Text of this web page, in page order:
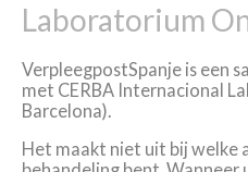
Laboratorium
VerpleegpostSpanje is een
met CERBA Internacional
Barcelona).
Het maakt niet uit bij welke